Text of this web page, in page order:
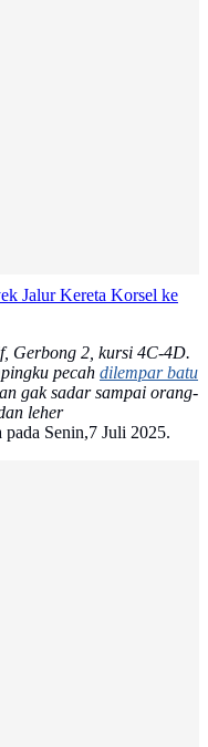
Jalur Kereta Korsel ke
Gerbong 2, kursi 4C-4D.
pecah dilempar batu
gak sadar sampai orang-
leher
Senin,7 Juli 2025.